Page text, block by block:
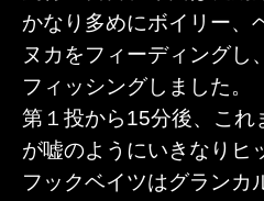
かなり多めにボイリー、
ヌカをフィーディングし
フィッシングしました。
第１投から15分後、これ
が嘘のようにいきなりヒ
フックベイツはグランカ